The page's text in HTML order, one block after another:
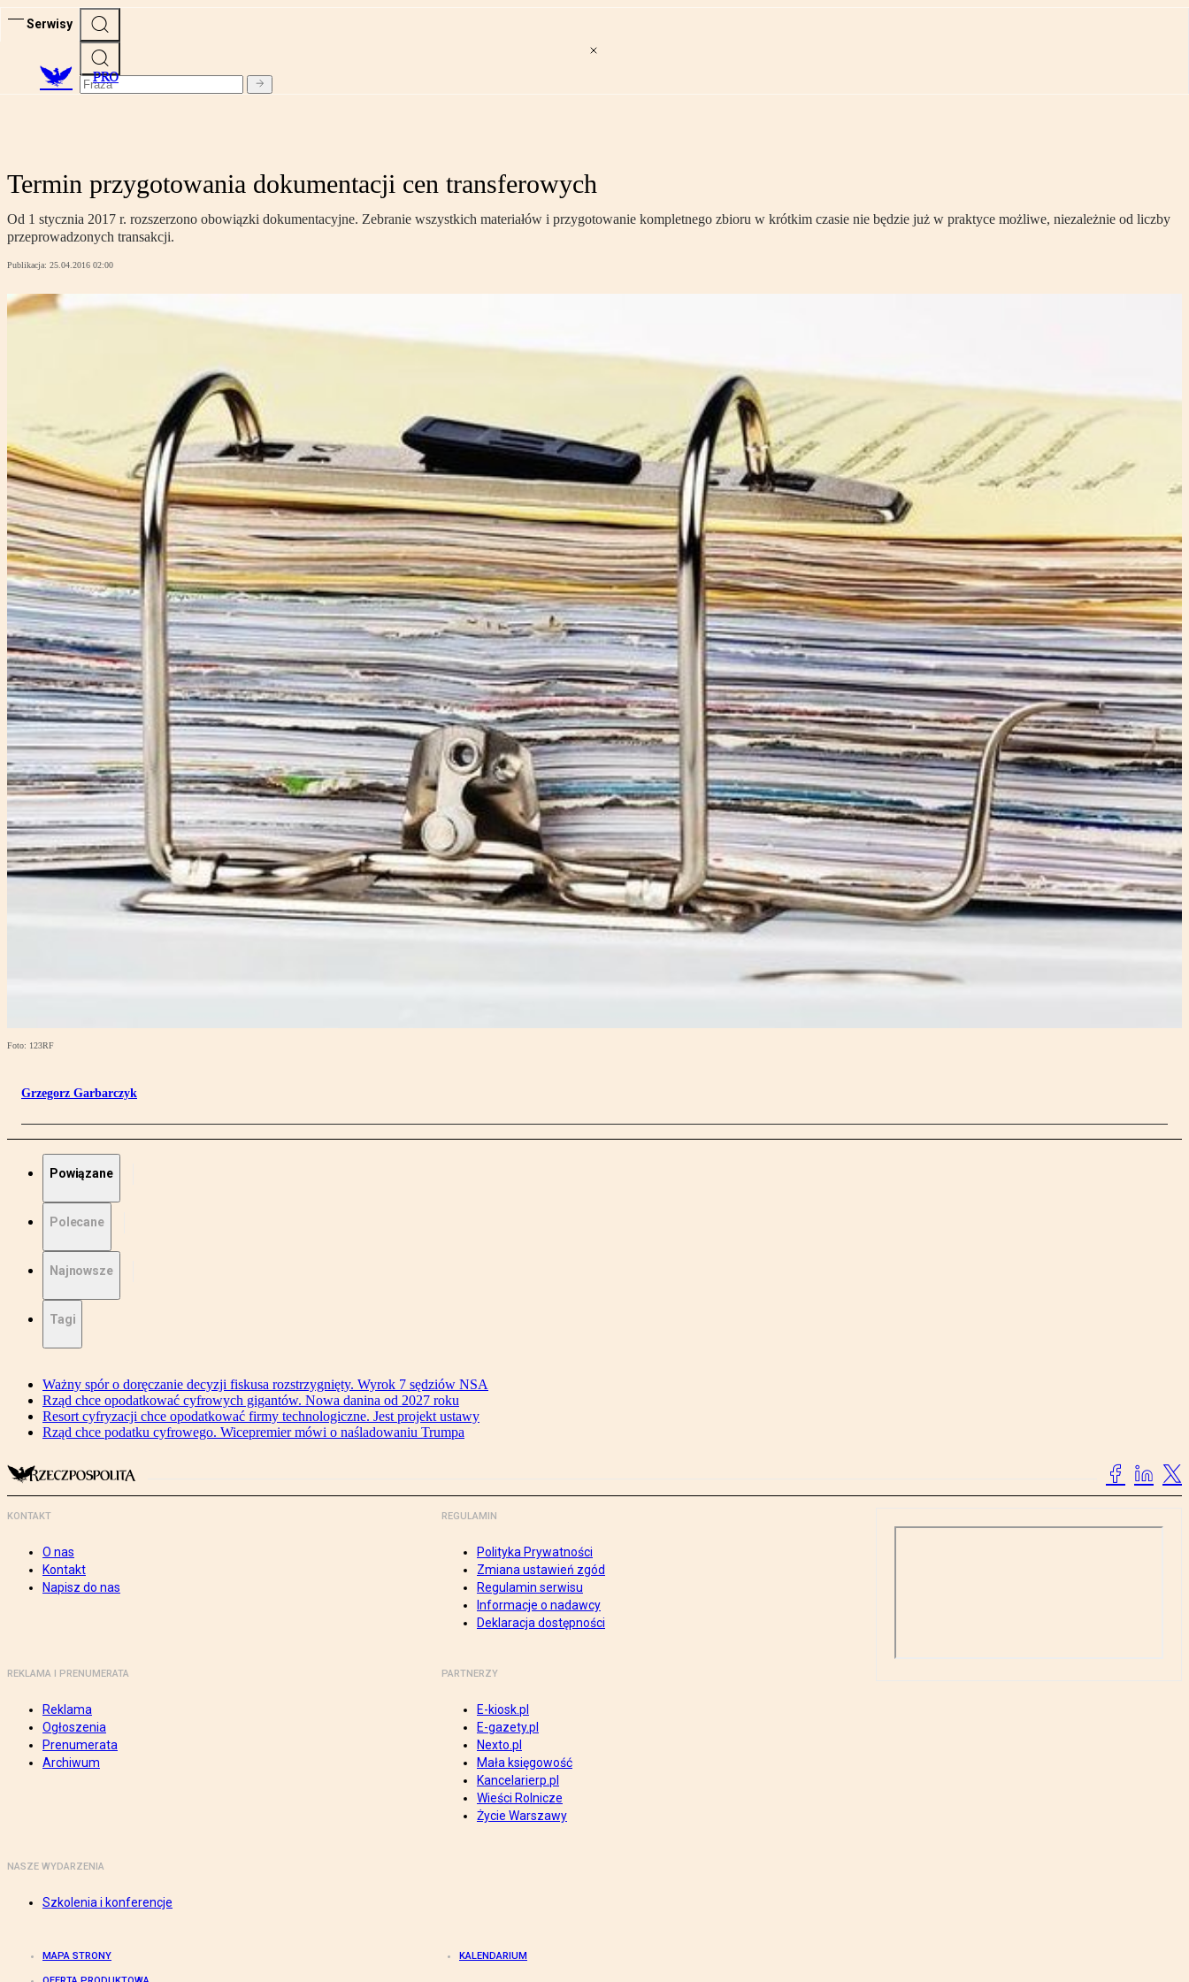
Serwisy
PRO
Termin przygotowania dokumentacji cen transferowych
Od 1 stycznia 2017 r. rozszerzono obowiązki dokumentacyjne. Zebranie wszystkich materiałów i przygotowanie kompletnego zbioru w krótkim czasie nie będzie już w praktyce możliwe, niezależnie od liczby
przeprowadzonych transakcji.
Publikacja: 25.04.2016 02:00
Foto: 123RF
Grzegorz Garbarczyk
Powiązane
Polecane
Najnowsze
Tagi
Ważny spór o doręczanie decyzji fiskusa rozstrzygnięty. Wyrok 7 sędziów NSA
Rząd chce opodatkować cyfrowych gigantów. Nowa danina od 2027 roku
Resort cyfryzacji chce opodatkować firmy technologiczne. Jest projekt ustawy
Rząd chce podatku cyfrowego. Wicepremier mówi o naśladowaniu Trumpa
KONTAKT
O nas
Kontakt
Napisz do nas
REGULAMIN
Polityka Prywatności
Zmiana ustawień zgód
Regulamin serwisu
Informacje o nadawcy
Deklaracja dostępności
REKLAMA I PRENUMERATA
Reklama
Ogłoszenia
Prenumerata
Archiwum
PARTNERZY
E-kiosk.pl
E-gazety.pl
Nexto.pl
Mała księgowość
Kancelarierp.pl
Wieści Rolnicze
Życie Warszawy
NASZE WYDARZENIA
Szkolenia i konferencje
MAPA STRONY KALENDARIUM